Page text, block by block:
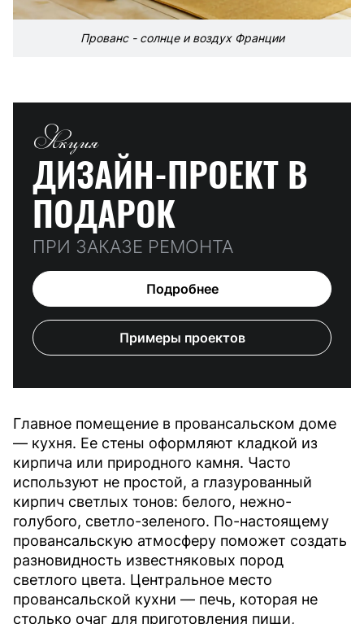
Прованс - солнце и воздух Франции
Акция
ДИЗАЙН-ПРОЕКТ В
ПОДАРОК
ПРИ ЗАКАЗЕ РЕМОНТА
Подробнее
Примеры проектов
Главное помещение в провансальском доме
— кухня. Ее стены оформляют кладкой из
кирпича или природного камня. Часто
используют не простой, а глазурованный
кирпич светлых тонов: белого, нежно-
голубого, светло-зеленого. По-настоящему
провансальскую атмосферу поможет создать
разновидность известняковых пород
светлого цвета. Центральное место
провансальской кухни — печь, которая не
столько очаг для приготовления пищи,